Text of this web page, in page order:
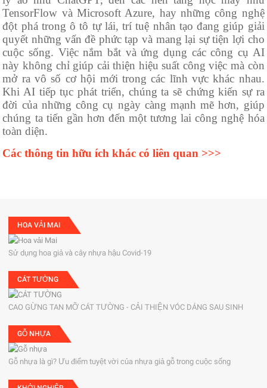
TensorFlow và Microsoft Azure, hay những công nghệ
đột phá trong ô tô tự lái, trí tuệ nhân tạo đang giúp giải
quyết những vấn đề phức tạp và mang lại sự tiện lợi cho
cuộc sống. Việc nắm bắt và ứng dụng các công cụ AI
này không chỉ giúp cải thiện hiệu suất công việc mà còn
mở ra vô số cơ hội mới trong các lĩnh vực khác nhau.
Khi AI tiếp tục phát triển, chúng ta sẽ chứng kiến sự ra
đời của những công cụ ngày càng mạnh mẽ hơn, giúp
chúng ta tiến gần hơn đến một tương lai công nghệ hóa
toàn diện.
Các thông tin hữu ích khác có liên quan >>>
HOA VẢI MAI
Sử dụng hoa giả và cây nhựa hậu Covid-19
CÁT TƯỜNG
CAO GỪNG TAN MỠ CÁT TƯỜNG - CẢI THIỆN VÓC DÁNG SAU SINH
GỖ NHỰA
Gỗ nhựa là gì? Ưu điểm tuyệt vời của nhựa giả gỗ trong cuộc sống